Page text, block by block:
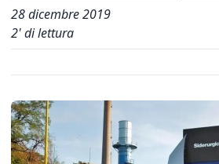
28 dicembre 2019
2' di lettura